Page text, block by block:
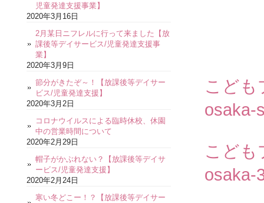
こども
osaka-
こど
osaka-
児童発達支援事業】
2020年3月16日
2月某日ニフレルに行って来ました【放
課後等デイサービス/児童発達支援事
業】
2020年3月9日
節分がきたぞ～！【放課後等デイサー
ビス/児童発達支援】
2020年3月2日
コロナウイルスによる臨時休校、休園
中の営業時間について
2020年2月29日
帽子がかぶれない？【放課後等デイサ
ービス/児童発達支援】
2020年2月24日
寒い冬どこー！？【放課後等デイサー